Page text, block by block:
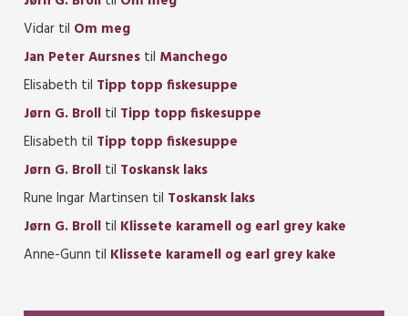
Vidar til Om meg
Jan Peter Aursnes til Manchego
Elisabeth til Tipp topp fiskesuppe
Jørn G. Broll til Tipp topp fiskesuppe
Elisabeth til Tipp topp fiskesuppe
Jørn G. Broll til Toskansk laks
Rune Ingar Martinsen til Toskansk laks
Jørn G. Broll til Klissete karamell og earl grey kake
Anne-Gunn til Klissete karamell og earl grey kake